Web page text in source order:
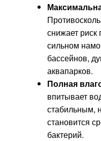
снижает
сильном
бассейнов,
аквапарков.
Полная
впитывает
стабильным,
становится
бактерий.